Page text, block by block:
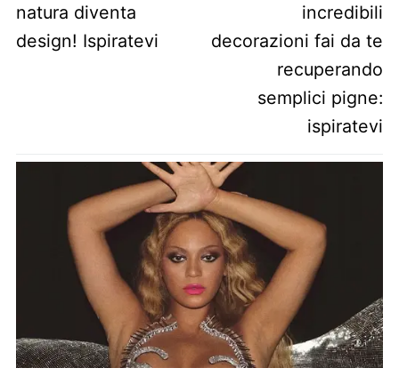
natura diventa
design! Ispiratevi
incredibili
decorazioni fai da te
recuperando
semplici pigne:
ispiratevi